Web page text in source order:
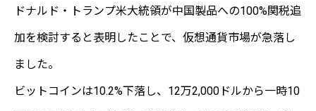
ドナルド・トランプ米大統領が中国製品への100%関税追
加を検討すると表明したことで、仮想通貨市場が急落し
ました。
ビットコインは10.2%下落し、12万2,000ドルから一時10